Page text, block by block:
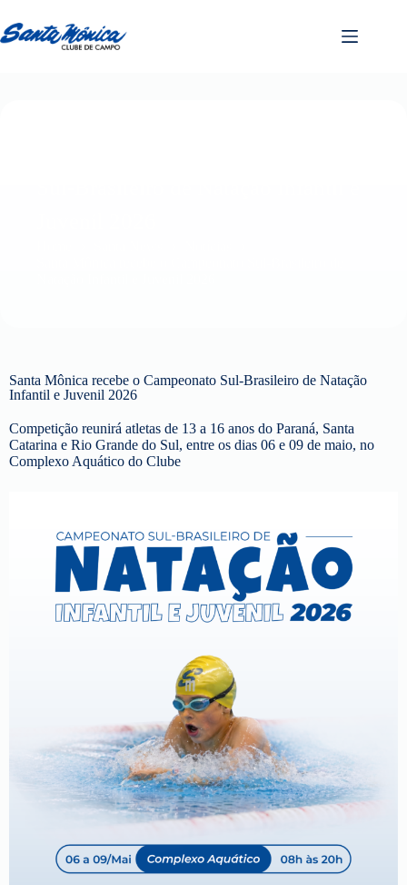
Santa Mônica recebe o Campeonato Sul-Brasileiro de Natação
Infantil e Juvenil 2026
Competição reunirá atletas de 13 a 16 anos do Paraná, Santa
Catarina e Rio Grande do Sul, entre os dias 06 e 09 de maio, no
Complexo Aquático do Clube